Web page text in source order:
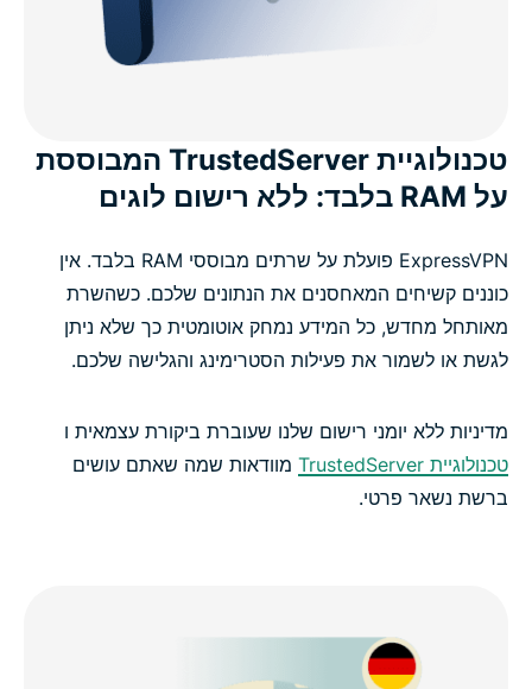
טכנולוגיית TrustedServer המבוססת
על RAM בלבד: ללא רישום לוגים
ExpressVPN פועלת על שרתים מבוססי RAM בלבד. אין
כוננים קשיחים המאחסנים את הנתונים שלכם. כשהשרת
מאותחל מחדש, כל המידע נמחק אוטומטית כך שלא ניתן
לגשת או לשמור את פעילות הסטרימינג והגלישה שלכם.
מדיניות ללא יומני רישום שלנו שעוברת ביקורת עצמאית ו
טכנולוגיית TrustedServer
מוודאות שמה שאתם עושים
ברשת נשאר פרטי.